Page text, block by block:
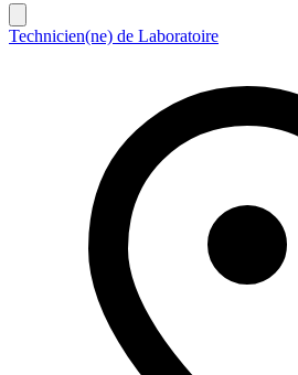
Technicien(ne) de Laboratoire